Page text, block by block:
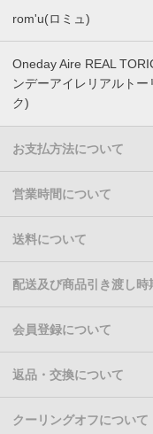
rom'u(ロミュ)
Oneday Aire REAL
ンデーアイレリアルトー
ク)
お支払方法について
営業時間について
送料について
配送及び商品引き渡し時
会員登録について
返品・交換について
クーリングオフについて